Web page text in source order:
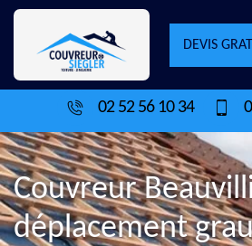
DEVIS
02 52 56 10 34
Couvreur
déplacement